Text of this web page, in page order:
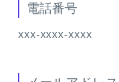
電話番号
xxx-xxxx-xxxx